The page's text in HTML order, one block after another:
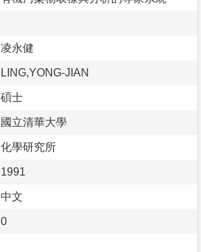
凌永健
LING,YONG-JIAN
碩士
國立清華大學
化學研究所
1991
中文
0